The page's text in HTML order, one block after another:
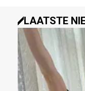
LAATSTE